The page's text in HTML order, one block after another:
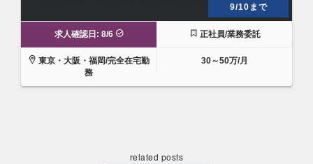
9/10まで
求人確認日: 8/6 正社員/業務委託
東京・大阪・福岡/完全在宅勤
務
30～50万/月